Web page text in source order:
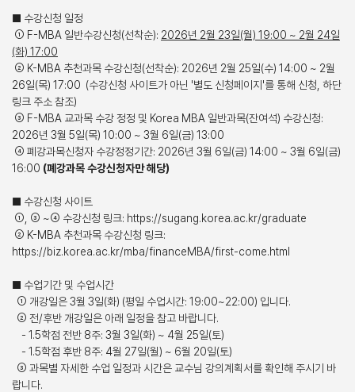
■ 수강신청 일정
① F-MBA 일반수강신청(선착순): 2026년 2월 23일(월) 19:00 ~ 2월 24일
(화) 17:00
② K-MBA 추천과목 수강신청(선착순): 2026년 2월 25일(수) 14:00 ~ 2월
26일(목) 17:00 (수강신청 사이트가 아닌 '별도 신청페이지'를 통해 신청, 하단
링크 주소 참조)
③ F-MBA 교과목 수강 정정 및 Korea MBA 일반과목(잔여석) 수강신청:
2026년 3월 5일(목) 10:00 ~ 3월 6일(금) 13:00
④ 폐강과목신청자 수강정정기간: 2026년 3월 6일(금) 14:00 ~ 3월 6일(금)
16:00 (폐강과목 수강신청자만 해당)
■ 수강신청 사이트
①, ③ ~④ 수강신청 링크: https://sugang.korea.ac.kr/graduate
② K-MBA 추천과목 수강신청 링크:
https://biz.korea.ac.kr/mba/financeMBA/first-come.html
■ 수업기간 및 수업시간
① 개강일은 3월 3일(화) (평일 수업시간: 19:00~22:00) 입니다.
② 전/후반 개강일은 아래 일정을 참고 바랍니다.
- 1.5학점 전반 8주: 3월 3일(화) ~ 4월 25일(토)
- 1.5학점 후반 8주: 4월 27일(월) ~ 6월 20일(토)
③ 과목별 자세한 수업 일정과 시간은 교수님 강의계획서를 확인해 주시기 바
랍니다.